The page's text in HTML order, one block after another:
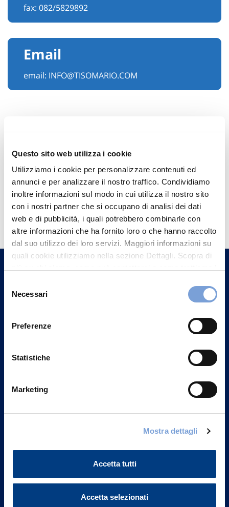
Questo sito web utilizza i cookie
Utilizziamo i cookie per personalizzare contenuti ed
annunci e per analizzare il nostro traffico. Condividiamo
inoltre informazioni sul modo in cui utilizza il nostro sito
con i nostri partner che si occupano di analisi dei dati
web e di pubblicità, i quali potrebbero combinarle con
altre informazioni che ha fornito loro o che hanno raccolto
dal suo utilizzo dei loro servizi. Maggiori informazioni su
quali cookie utilizziamo nella sezione Dettagli. Scopra di
può trovare nel footer del sito nella sezione "Informativa
delNecessari
Preferenze
Statistiche
Marketing
Mostra dettagli
Accetta tutti
Accetta selezionati
fax: 082/5829892
Email
email: INFO@TISOMARIO.COM
Hai bisogno di
informazioni?
Trova l'Agenzia più vicina a te e parla con
un nostro Agente.
Part. IVA 01329510158